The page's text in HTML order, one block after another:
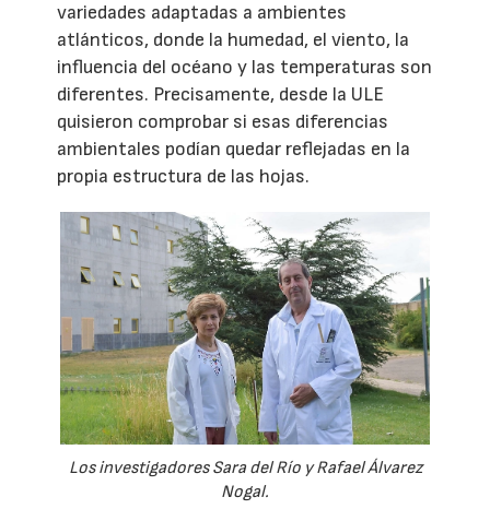
variedades adaptadas a ambientes
atlánticos, donde la humedad, el viento, la
influencia del océano y las temperaturas son
diferentes. Precisamente, desde la ULE
quisieron comprobar si esas diferencias
ambientales podían quedar reflejadas en la
propia estructura de las hojas.
Los investigadores Sara del Río y Rafael Álvarez
Nogal.